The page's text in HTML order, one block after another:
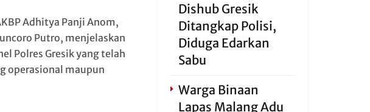
Adhitya Panji Anom,
Putro, menjelaskan
Polres Gresik yang telah
operasional maupun
Dishub Gresik
Ditangkap Polisi,
Diduga Edarkan
Sabu
Warga Binaan
Lapas Malang Adu